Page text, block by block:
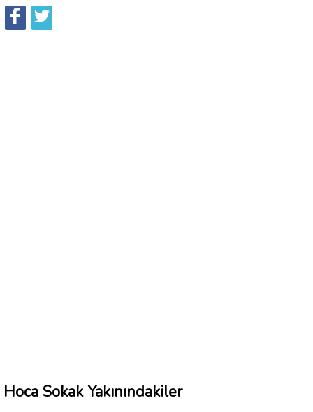
Hoca Sokak Yakınındakiler